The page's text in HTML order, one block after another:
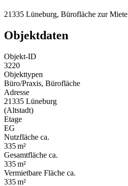
21335 Lüneburg, Bürofläche zur Miete
Objektdaten
Objekt-ID
3220
Objekttypen
Büro/Praxis, Bürofläche
Adresse
21335 Lüneburg
(Altstadt)
Etage
EG
Nutzfläche ca.
335 m²
Gesamtfläche ca.
335 m²
Vermietbare Fläche ca.
335 m²